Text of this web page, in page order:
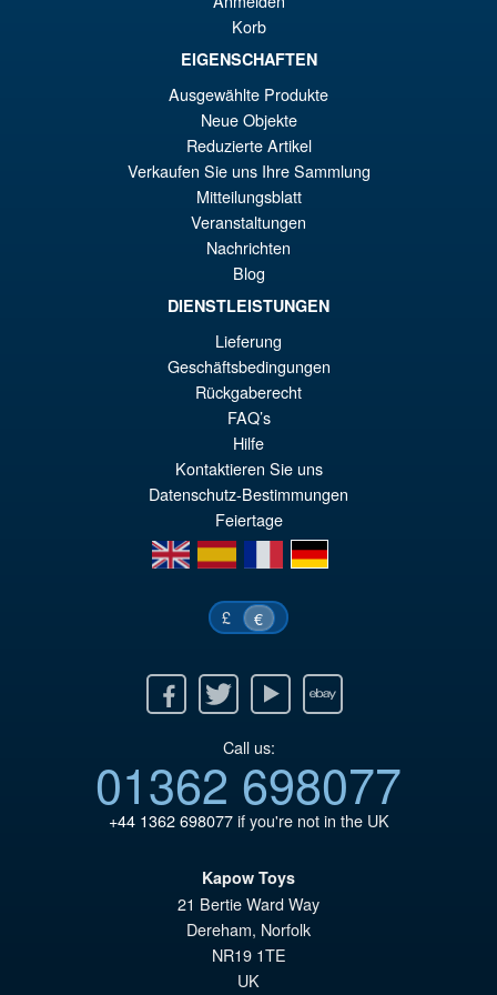
VORBESTELLUNGEN
S.H.Figuarts Demon Slayer
Kimetsu no Yaiba Zenitsu
Agatsuma Action Figure
VORBESTELLUNGEN
Korb
EIGENSCHAFTEN
Ausgewählte Produkte
Neue Objekte
Reduzierte Artikel
Verkaufen Sie uns Ihre Sammlung
Mitteilungsblatt
Veranstaltungen
Nachrichten
Blog
DIENSTLEISTUNGEN
Lieferung
Geschäftsbedingungen
Rückgaberecht
FAQ’s
Hilfe
Kontaktieren Sie uns
Datenschutz-Bestimmungen
Feiertage
en
es fr de
£ €
Twitter Youtube Ebay
Call us:
01362 698077
+44 1362 698077if you're not in the UK
Kapow Toys
21 Bertie Ward Way
Dereham, Norfolk
NR19 1TE
UK